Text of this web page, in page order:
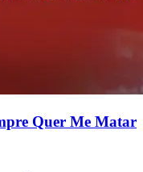
Quer Me Matar